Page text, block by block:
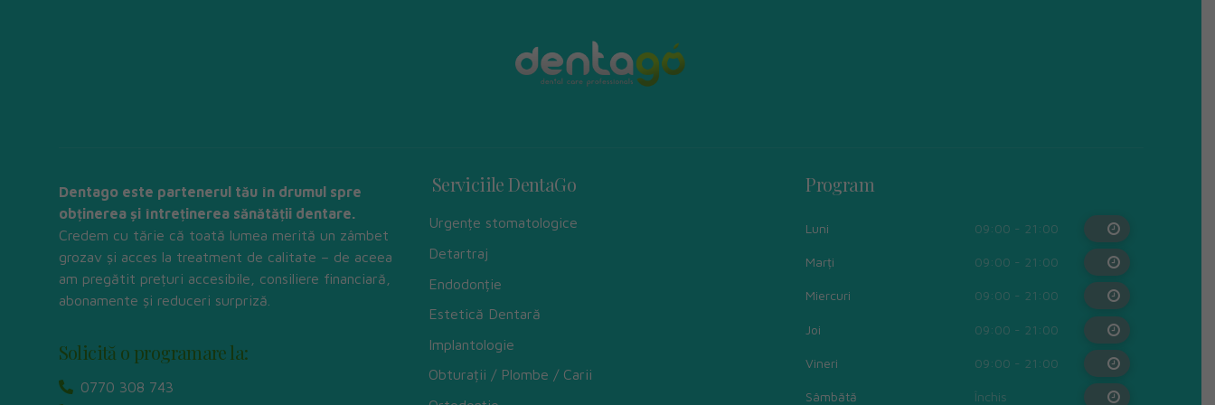
Dentago este partenerul tău în drumul spre
obținerea și întreținerea sănătății dentare.
Credem cu tărie că toată lumea merită un zâmbet
grozav și acces la treatment de calitate – de aceea
am pregătit prețuri accesibile, consiliere financiară,
abonamente și reduceri surpriză.
Solicită o programare la:
0770 308 743
Serviciile DentaGo
Urgențe stomatologice
Detartraj
Endodonție
Estetică Dentară
Implantologie
Obturații / Plombe / Carii
Program
Luni 09:00 - 21:00
Marți 09:00 - 21:00
Miercuri 09:00 - 21:00
Joi 09:00 - 21:00
Vineri 09:00 - 21:00
Sâmbătă Închis